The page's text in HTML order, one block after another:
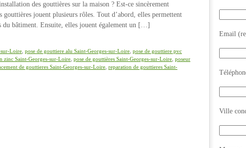
Saint-
des gouttières sur la maison ? Est-ce sincèrement
jouent plusieurs rôles. Tout d’abord, elles permettent
du bâtiment. Ensuite, elles jouent également un […]
sur-Loire pose de gouttiere alu Saint-Georges-sur-Loire pose de gouttiere pvc
zinc Saint-Georges-sur-Loire pose de gouttières Saint-Georges-sur-Loire poseur
de gouttieres Saint-Georges-sur-Loire reparation de gouttieres Saint-
Email
Ville